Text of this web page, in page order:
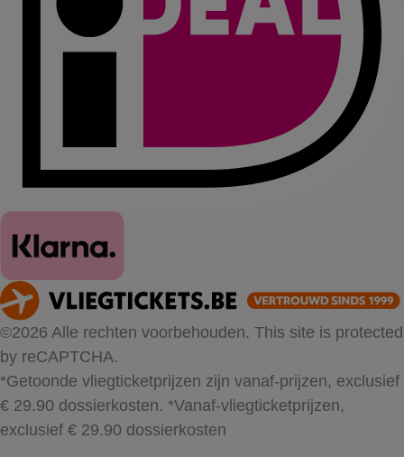
©2026 Alle rechten voorbehouden. This site is protected
by reCAPTCHA.
*Getoonde vliegticketprijzen zijn vanaf-prijzen, exclusief
€ 29.90 dossierkosten. *Vanaf-vliegticketprijzen,
exclusief € 29.90 dossierkosten